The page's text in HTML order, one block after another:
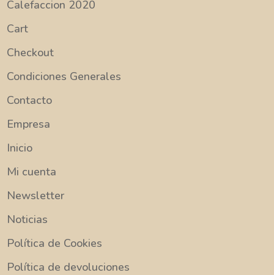
Calefaccion 2020
Cart
Checkout
Condiciones Generales
Contacto
Empresa
Inicio
Mi cuenta
Newsletter
Noticias
Política de Cookies
Política de devoluciones